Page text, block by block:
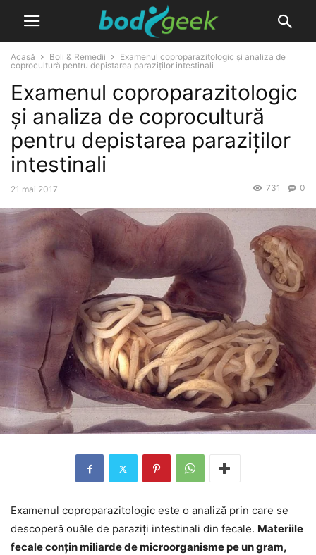
Acasă Boli & Remedii
Examenul coproparazitologic și analiza de
coprocultură pentru depistarea paraziților intestinali
Examenul coproparazitologic
și analiza de coprocultură
pentru depistarea paraziților
intestinali
21 mai 2017 0
731
Examenul coproparazitologic este o analiză prin care se
descoperă ouăle de paraziți intestinali din fecale. Materiile
fecale conțin miliarde de microorganisme pe un gram,